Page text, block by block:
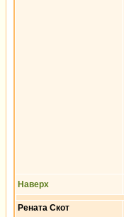
Наверх
Рената Скот